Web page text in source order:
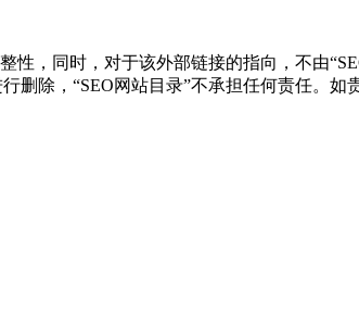
性，同时，对于该外部链接的指向，不由
除，“SEO网站目录”不承担任何责任。